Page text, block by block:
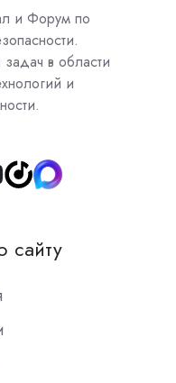
и Форум по
в области
и
сайту